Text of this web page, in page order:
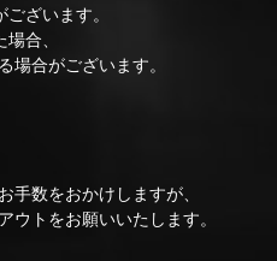
ざいます。
合、
合がございます。
手数をおかけしますが、
ウトをお願いいたします。